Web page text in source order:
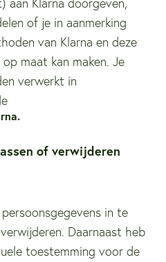
of je in aanmerking
van Klarna en deze
maat kan maken. Je
verwerkt in
.
of verwijderen
in te
Daarnaast heb
toestemming voor de